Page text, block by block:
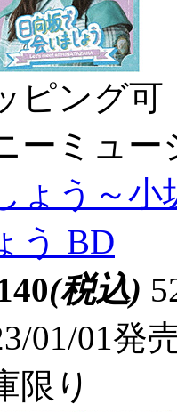
ピング可
ーミュ
ょう～
う BD
(税込)
01/01発
限り